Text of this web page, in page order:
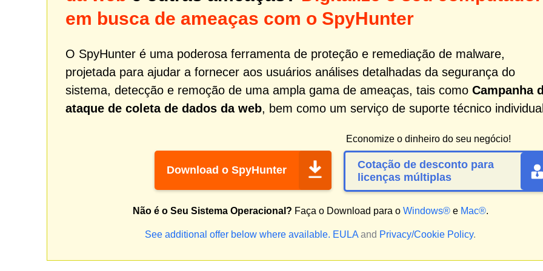
em busca de ameaças com o SpyHunter
O SpyHunter é uma poderosa ferramenta de proteção e remediação de malware,
projetada para ajudar a fornecer aos usuários análises detalhadas da segurança do
sistema, detecção e remoção de uma ampla gama de ameaças, tais como Campanha
ataque de coleta de dados da web, bem como um serviço de suporte técnico
Download o SpyHunter
Economize o dinheiro do seu negócio!
Cotação de desconto para
licenças múltiplas
Não é o Seu Sistema Operacional? Faça o Download para o Windows®e Mac®.
See additional offer below where available. EULA and Privacy/Cookie Policy.